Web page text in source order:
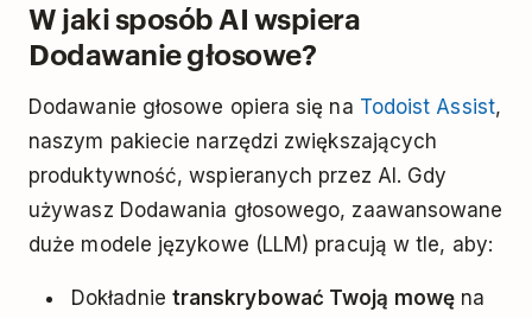
W jaki sposób AI wspiera
Dodawanie głosowe?
Dodawanie głosowe opiera się na Todoist Assist,
naszym pakiecie narzędzi zwiększających
produktywność, wspieranych przez AI. Gdy
używasz Dodawania głosowego, zaawansowane
duże modele językowe (LLM) pracują w tle, aby:
Dokładnie transkrybować Twoją mowęna